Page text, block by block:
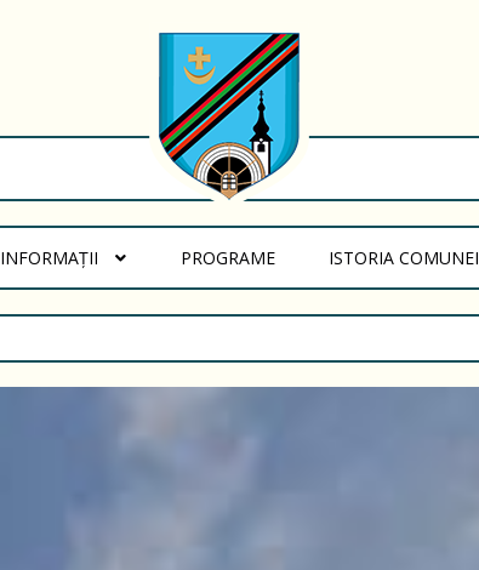
INFORMAȚII PROGRAME(CURRENT)ISTORIA COMUNEI